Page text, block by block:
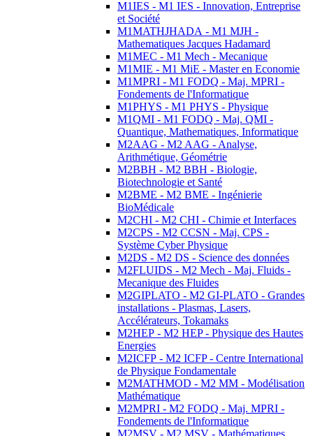
M1IES - M1 IES - Innovation, Entreprise
et Société
M1MATHJHADA - M1 MJH -
Mathematiques Jacques Hadamard
M1MEC - M1 Mech - Mecanique
M1MIE - M1 MiE - Master en Economie
M1MPRI - M1 FODQ - Maj. MPRI -
Fondements de l'Informatique
M1PHYS - M1 PHYS - Physique
M1QMI - M1 FODQ - Maj. QMI -
Quantique, Mathematiques, Informatique
M2AAG - M2 AAG - Analyse,
Arithmétique, Géométrie
M2BBH - M2 BBH - Biologie,
Biotechnologie et Santé
M2BME - M2 BME - Ingénierie
BioMédicale
M2CHI - M2 CHI - Chimie et Interfaces
M2CPS - M2 CCSN - Maj. CPS -
Système Cyber Physique
M2DS - M2 DS - Science des données
M2FLUIDS - M2 Mech - Maj. Fluids -
Mecanique des Fluides
M2GIPLATO - M2 GI-PLATO - Grandes
installations - Plasmas, Lasers,
Accélérateurs, Tokamaks
M2HEP - M2 HEP - Physique des Hautes
Energies
M2ICFP - M2 ICFP - Centre International
de Physique Fondamentale
M2MATHMOD - M2 MM - Modélisation
Mathématique
M2MPRI - M2 FODQ - Maj. MPRI -
Fondements de l'Informatique
M2MSV - M2 MSV - Mathématiques